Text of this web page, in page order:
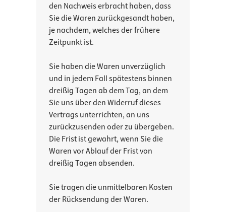
den Nachweis erbracht haben, dass
Sie die Waren zurückgesandt haben,
je nachdem, welches der frühere
Zeitpunkt ist.
Sie haben die Waren unverzüglich
und in jedem Fall spätestens binnen
dreißig Tagen ab dem Tag, an dem
Sie uns über den Widerruf dieses
Vertrags unterrichten, an uns
zurückzusenden oder zu übergeben.
Die Frist ist gewahrt, wenn Sie die
Waren vor Ablauf der Frist von
dreißig Tagen absenden.
Sie tragen die unmittelbaren Kosten
der Rücksendung der Waren.